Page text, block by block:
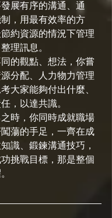
展有序的溝通、通
，用最有效率的方
約資源的情況下管理
理訊息。
的觀點、想法，你嘗
分配、人力物力管理
大家能夠付出什麼、
，以達共識。
時，你同時成就職場
蕩的手足，一齊在成
識、鍛鍊溝通技巧，
挑戰目標，那是整個